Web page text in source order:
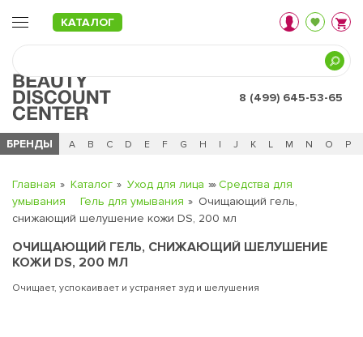
КАТАЛОГ
8 (499) 645-53-65
БРЕНДЫ
Ч 0 - 9 A B C D E F G H I J K L M N O P
Главная Каталог Уход для лица
Средства для
умывания
Гель для умывания
Очищающий гель,
снижающий шелушение кожи DS, 200 мл
ОЧИЩАЮЩИЙ ГЕЛЬ, СНИЖАЮЩИЙ ШЕЛУШЕНИЕ
КОЖИ DS, 200 МЛ
Очищает, успокаивает и устраняет зуд и шелушения